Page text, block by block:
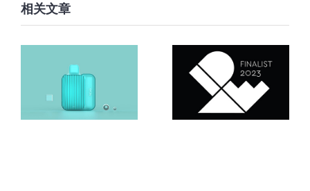
相关文章